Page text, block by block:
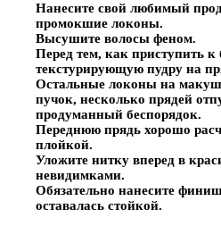
Нанесите свой любимый
промокшие локоны.
Высушите волосы феном.
Перед тем, как приступить к
текстурирующую пудру на
Остальные локоны на
пучок, несколько прядей
продуманный беспорядок.
Переднюю прядь хорошо
плойкой.
Уложите нитку вперед в
невидимками.
Обязательно нанесите
оставалась стойкой.